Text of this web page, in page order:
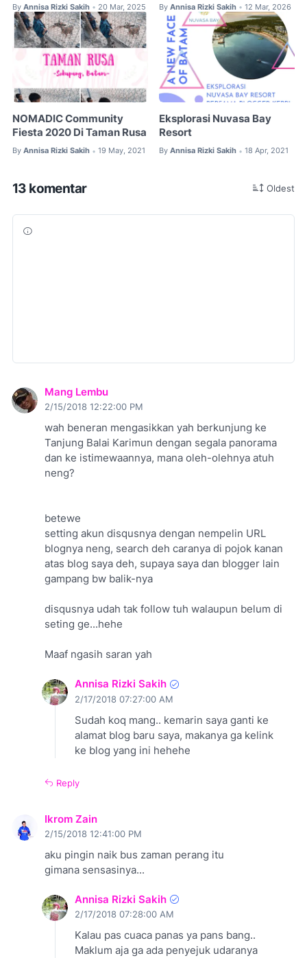
By Annisa Rizki Sakih • 20 Mar, 2025 By Annisa Rizki Sakih • 12 Mar, 2026
NOMADIC Community
Fiesta 2020 Di Taman Rusa
By Annisa Rizki Sakih • 19 May, 2021
Eksplorasi Nuvasa Bay
Resort
By Annisa Rizki Sakih • 18 Apr, 2021
13 komentar Oldest
Mang Lembu
2/15/2018 12:22:00 PM
wah beneran mengasikkan yah berkunjung ke
Tanjung Balai Karimun dengan segala panorama
dan ke istimewaannya, mana oleh-olehnya atuh
neng?
betewe
setting akun disqusnya dengan nempelin URL
blognya neng, search deh caranya di pojok kanan
atas blog saya deh, supaya saya dan blogger lain
gampang bw balik-nya
disqusnya udah tak follow tuh walaupun belum di
seting ge...hehe
Maaf ngasih saran yah
Annisa Rizki Sakih
2/17/2018 07:27:00 AM
Sudah koq mang.. kemarin saya ganti ke
alamat blog baru saya, makanya ga kelink
ke blog yang ini hehehe
Reply
Ikrom Zain
2/15/2018 12:41:00 PM
aku pingin naik bus zaman perang itu
gimana sensasinya...
Annisa Rizki Sakih
2/17/2018 07:28:00 AM
Kalau pas cuaca panas ya pans bang..
Maklum aja ga ada penyejuk udaranya